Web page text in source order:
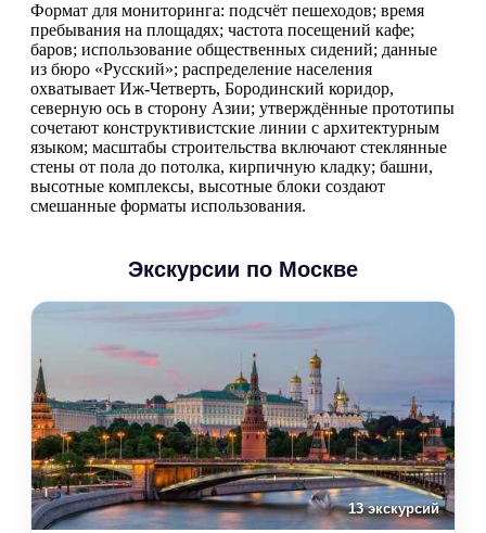
Формат для мониторинга: подсчёт пешеходов; время
пребывания на площадях; частота посещений кафе;
баров; использование общественных сидений; данные
из бюро «Русский»; распределение населения
охватывает Иж-Четверть, Бородинский коридор,
северную ось в сторону Азии; утверждённые прототипы
сочетают конструктивистские линии с архитектурным
языком; масштабы строительства включают стеклянные
стены от пола до потолка, кирпичную кладку; башни,
высотные комплексы, высотные блоки создают
смешанные форматы использования.
Экскурсии по Москве
13 экскурсий